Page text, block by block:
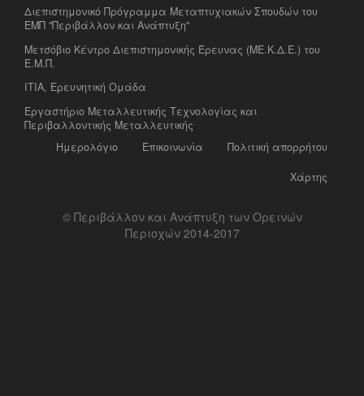
Διεπιστημονικό Πρόγραμμα Μεταπτυχιακών Σπουδών του
ΕΜΠ "Περιβάλλον και Ανάπτυξη"
Μετσόβιο Κέντρο Διεπιστημονικής Έρευνας (ΜΕ.Κ.Δ.Ε.) του
Ε.Μ.Π.
ΙΤΙΑ, Ερευνητική Ομάδα
Eργαστήριο Mεταλλευτικής Tεχνολογίας και
Περιβαλλοντικής Μεταλλευτικής
Πολιτική απορρήτου
Επικοινωνία
Ημερολόγιο
Χάρτης
© Περιβάλλον και Ανάπτυξη των Ορεινών
Περιοχών 2014-2017